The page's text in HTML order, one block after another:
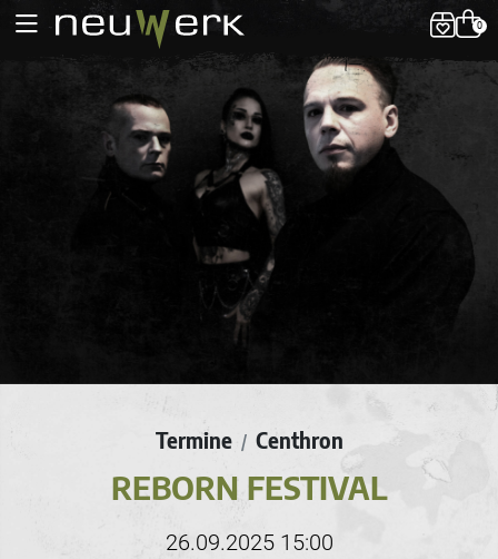
0
Termine / Centhron
REBORN FESTIVAL
26.09.2025 15:00